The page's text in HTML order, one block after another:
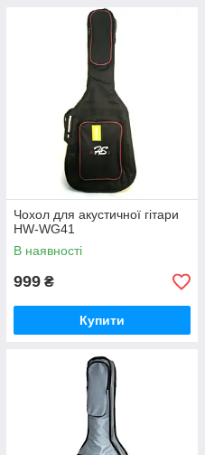
Чохол для акустичної гітари
HW-WG41
В наявності
999 ₴
Купити